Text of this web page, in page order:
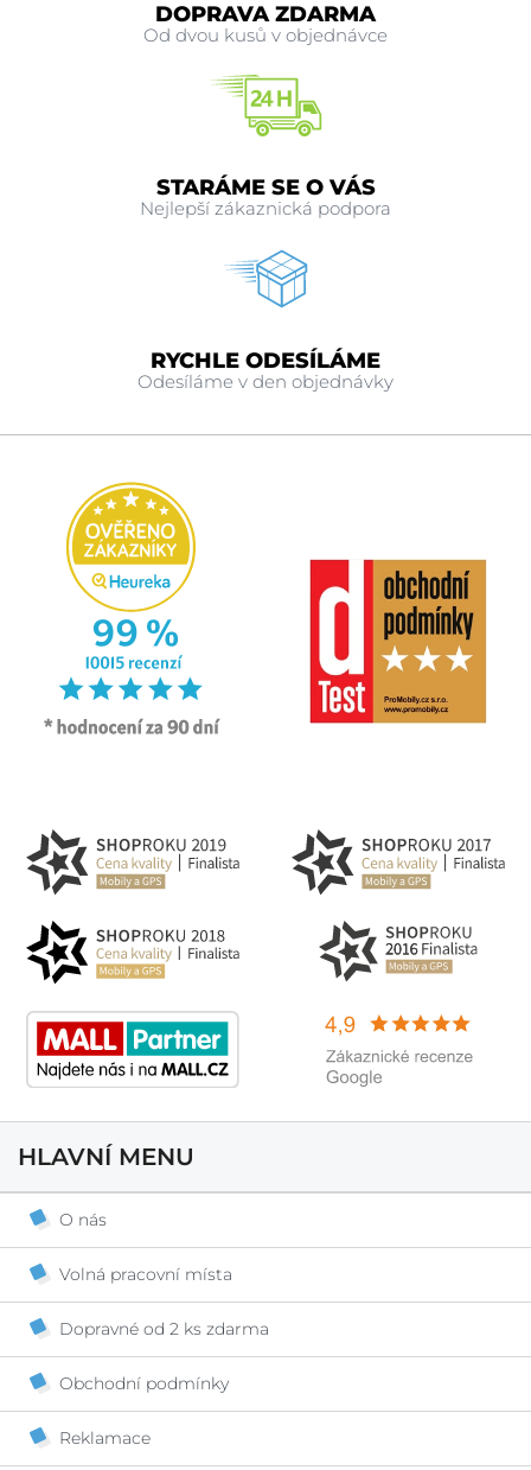
DOPRAVA ZDARMA
Od dvou kusů v objednávce
STARÁME SE O VÁS
Nejlepší zákaznická podpora
RYCHLE ODESÍLÁME
Odesíláme v den objednávky
HLAVNÍ MENU
O nás
Volná pracovní místa
Dopravné od 2 ks zdarma
Obchodní podmínky
Reklamace